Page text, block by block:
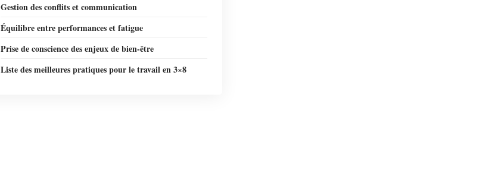
Gestion des conflits et communication
Équilibre entre performances et fatigue
Prise de conscience des enjeux de bien-être
Liste des meilleures pratiques pour le travail en 3×8